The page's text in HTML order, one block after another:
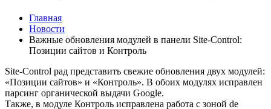
Главная
Новости
Важные обновления модулей в панели Site-Control:
Позиции сайтов и Контроль
Site-Control рад представить свежие обновления двух модулей:
«Позиции сайтов» и «Контроль». В обоих модулях исправлен
парсинг органической выдачи Google.
Также, в модуле Контроль исправлена работа с зоной de